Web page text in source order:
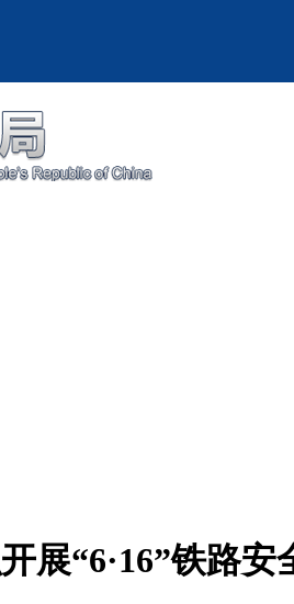
展“6·16”铁路